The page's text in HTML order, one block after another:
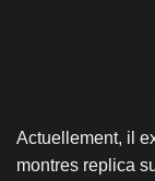
Actuellement, il
montres replica